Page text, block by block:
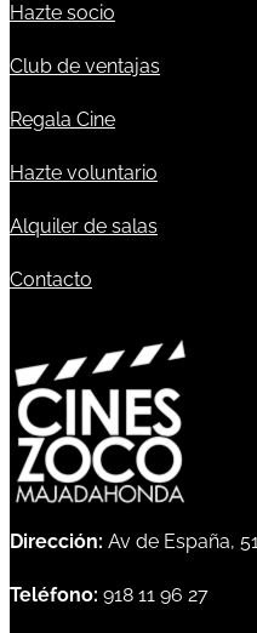
Hazte socio
Club de ventajas
Regala Cine
Hazte voluntario
Alquiler de salas
Contacto
Dirección: Av de España,
Teléfono: 918 11 96 27